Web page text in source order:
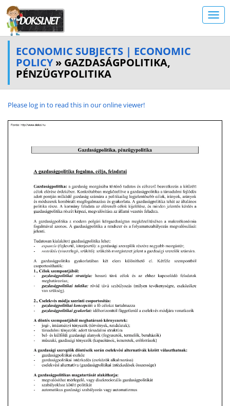
ECONOMIC SUBJECTS | ECONOMIC
POLICY» GAZDASÁGPOLITIKA,
PÉNZÜGYPOLITIKA
Please log in to read this in our online viewer!